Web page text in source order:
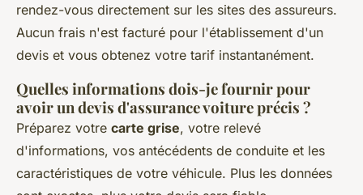
rendez-vous directement sur les sites des assureurs.
Aucun frais n'est facturé pour l'établissement d'un
devis et vous obtenez votre tarif instantanément.
Quelles informations dois-je fournir pour
avoir un devis d'assurance voiture précis ?
Préparez votre carte grise, votre relevé
d'informations, vos antécédents de conduite et les
caractéristiques de votre véhicule. Plus les données